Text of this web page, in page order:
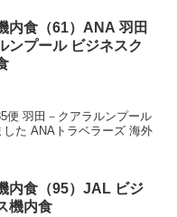
内食（61）ANA 羽田
ンプール ビジネスク
便 羽田－クアラルンプール
た ANAトラベラーズ 海外
内食（95）JAL ビジ
機内食